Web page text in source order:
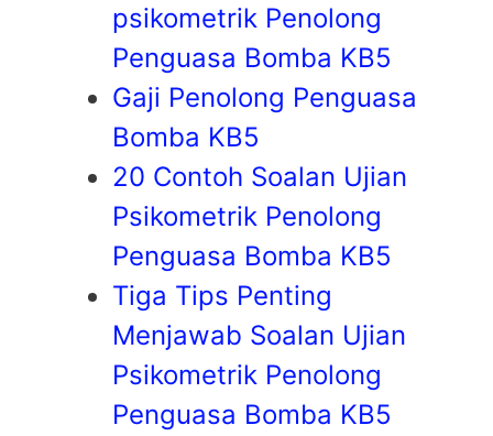
psikometrik Penolong
Penguasa Bomba KB5
Gaji Penolong Penguasa
Bomba KB5
20 Contoh Soalan Ujian
Psikometrik Penolong
Penguasa Bomba KB5
Tiga Tips Penting
Menjawab Soalan Ujian
Psikometrik Penolong
Penguasa Bomba KB5